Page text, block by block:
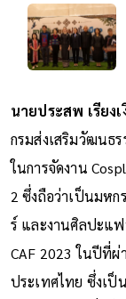
นายประสพ เรียง
กรมส่งเสริมวัฒนธ
ในการจัดงาน
2 ซึ่งถือว่าเป็นมหก
ร์ และงานศิลปะแ
CAF 2023 ในปีที่
ประเทศไทย ซึ่งเป็